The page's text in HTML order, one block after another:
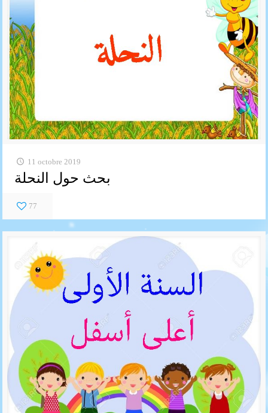
11 octobre 2019
بحث حول النحلة
77